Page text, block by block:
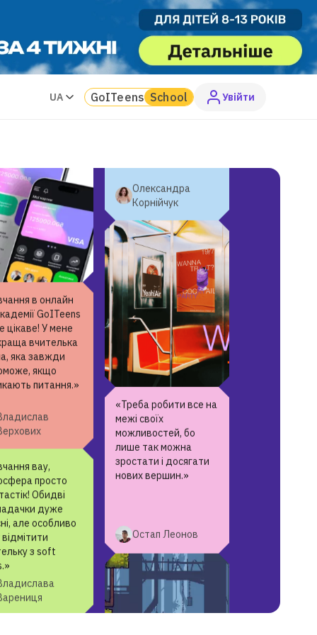
UA GoITeens School Увiйти
але особливо
відмітити
з soft
в онлайн
GoITeens
цікаве! У мене
вчителька
яка завжди
Владислав
вау,
просто
Обидві
дуже
але особливо
Владислава
«У GoITeens навчання
дуже збалансоване,
викладають трішки
теорії і закріплюють
матеріал великим
можливостей, бо
лише так можна
зростати і досягати
нових вершин.»